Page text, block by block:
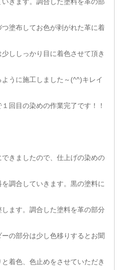
塗布してお色が剥がれた革に着
ししっかり目に着色させて頂き
うに施工しました～(^^)キレイ
回目の染めの作業完了です！！
きましたので、仕上げの染めの
調合していきます。黒の塗料に
ます。調合した塗料を革の部分
の部分は少し色移りするとお聞
着色、色止めをさせていただき